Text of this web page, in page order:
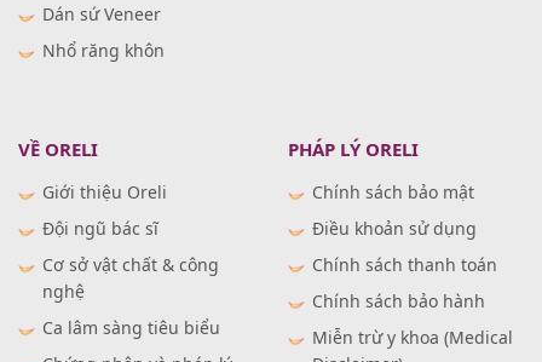
Dán sứ Veneer
Nhổ răng khôn
VỀ ORELI
Giới thiệu Oreli
Đội ngũ bác sĩ
Cơ sở vật chất & công
nghệ
Ca lâm sàng tiêu biểu
PHÁP LÝ ORELI
Chính sách bảo mật
Điều khoản sử dụng
Chính sách thanh toán
Chính sách bảo hành
Miễn trừ y khoa (Medical